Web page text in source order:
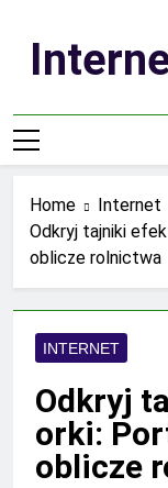
content
Home
Internet
Odkryj tajniki
oblicze rolnictwa
INTERNET
Odkryj
orki:
oblicze